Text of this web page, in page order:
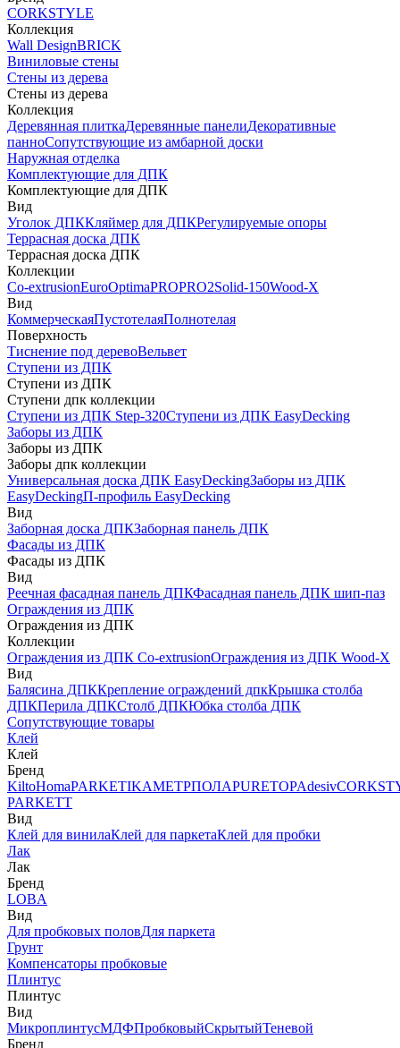
CORKSTYLE
Коллекция
Wall DesignBRICK
Виниловые стены
Стены из дерева
Стены из дерева
Коллекция
Деревянная плиткаДеревянные панелиДекоративные
панноСопутствующие из амбарной доски
Наружная отделка
Комплектующие для ДПК
Комплектующие для ДПК
Вид
Уголок ДПККляймер для ДПКРегулируемые опоры
Террасная доска ДПК
Террасная доска ДПК
Коллекции
Co-extrusionEuroOptimaPROPRO2Solid-150Wood-X
Вид
КоммерческаяПустотелаяПолнотелая
Поверхность
Тиснение под деревоВельвет
Ступени из ДПК
Ступени из ДПК
Ступени дпк коллекции
Ступени из ДПК Step-320Ступени из ДПК EasyDecking
Заборы из ДПК
Заборы из ДПК
Заборы дпк коллекции
Универсальная доска ДПК EasyDeckingЗаборы из ДПК
EasyDeckingП-профиль EasyDecking
Вид
Заборная доска ДПКЗаборная панель ДПК
Фасады из ДПК
Фасады из ДПК
Вид
Реечная фасадная панель ДПКФасадная панель ДПК шип-паз
Ограждения из ДПК
Ограждения из ДПК
Коллекции
Ограждения из ДПК Co-extrusionОграждения из ДПК Wood-X
Вид
Балясина ДПККрепление ограждений дпкКрышка столба
ДПКПерила ДПКСтолб ДПКЮбка столба ДПК
Сопутствующие товары
Клей
Клей
Бренд
KiltoHomaPARKETIKAМЕТРПОЛАPURETOPAdesiv
PARKETT
Вид
Клей для винилаКлей для паркетаКлей для пробки
Лак
Лак
Бренд
LOBA
Вид
Для пробковых половДля паркета
Грунт
Компенсаторы пробковые
Плинтус
Плинтус
Вид
МикроплинтусМДФПробковыйСкрытыйТеневой
Бренд